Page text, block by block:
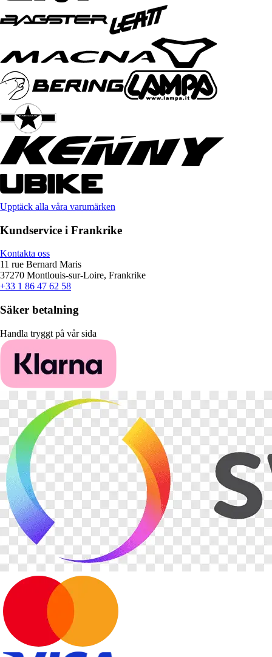
Upptäck alla våra varumärken
Kundservice i Frankrike
Kontakta oss
11 rue Bernard Maris
37270 Montlouis-sur-Loire, Frankrike
+33 1 86 47 62 58
Säker betalning
Handla tryggt på vår sida